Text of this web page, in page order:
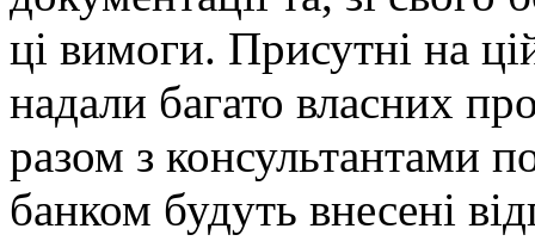
ці вимоги. Присутні на
надали багато власних
разом з консультантами
банком будуть внесені